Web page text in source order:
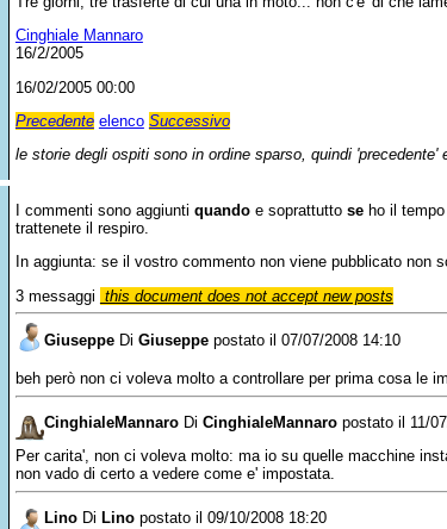
Cinghiale Mannaro
16/2/2005
16/02/2005 00:00
Precedente elenco Successivo
le storie degli ospiti sono in ordine sparso, quindi
I commenti sono aggiunti quandoe soprattutto seho il tempo
trattenete il respiro.
In aggiunta: se il vostro commento non viene pubblicato non
3 messaggi this document does not accept new posts
GiuseppeDi Giuseppepostato il 07/07/2008 14:10
beh però non ci voleva molto a controllare per prima cosa le
CinghialeMannaroDi CinghialeMannaropostato il 11/
Per carita', non ci voleva molto: ma io su quelle macchine
non vado di certo a vedere come e' impostata.
LinoDi Linopostato il 09/10/2008 18:20